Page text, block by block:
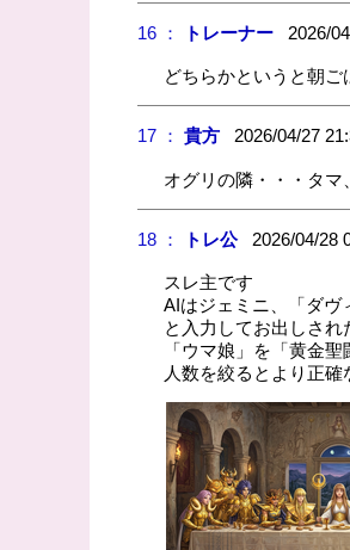
16 ： トレーナー2026/
どちらかというと朝ご
17 ： 貴方2026/04/27
オグリの隣・・・タマ
18 ： トレ公2026/04/28
スレ主です
AIはジェミニ、「ダヴ
と入力してお出しされ
「ウマ娘」を「黄金
人数を絞るとより正